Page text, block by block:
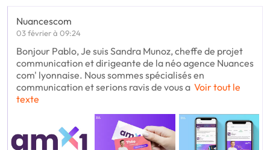
Nuancescom
03 février à 09:24
Bonjour Pablo, Je suis Sandra Munoz, cheffe de projet
communication et dirigeante de la néo agence Nuances
com' lyonnaise. Nous sommes spécialisés en
communication et serions ravis de vous a Voir tout le
texte